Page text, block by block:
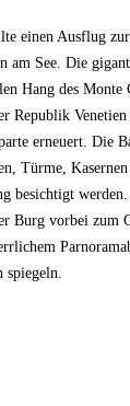
einen Ausflug
am See. Die
Hang des Monte
Republik
erneuert. Die
Türme,
besichtigt
Burg vorbei zum